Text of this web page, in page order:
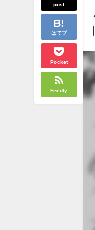
post
はてブ
Pocket
Feedly